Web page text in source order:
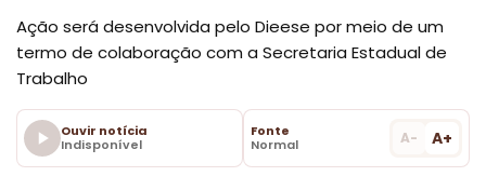
Ação será desenvolvida pelo Dieese por meio de um
termo de colaboração com a Secretaria Estadual de
Trabalho
Ouvir notícia
Indisponível
Fonte
Normal
A- A+